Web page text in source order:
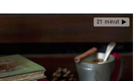
21 minut